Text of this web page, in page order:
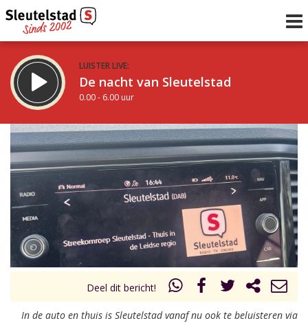
LUISTER LIVE:
De nacht van Sleutelstad
0.00 - 6.00 uur
STRAKS:
De ochtend van Sleutelstad
6.00 - 12.00 uur
Vorig uur
uur 1 van 0 Volgend uur
Deel dit bericht!
In de auto en thuis is Sleutelstad vanaf nu ook te beluisteren via